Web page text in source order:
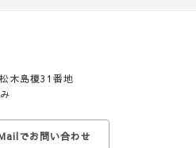
木島榎31番地
でお問い合わせ